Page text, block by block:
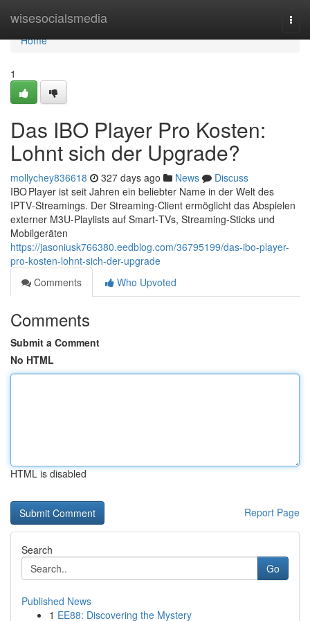
wisesocialsmedia
Home
Home
1
Das IBO Player Pro Kosten:
Lohnt sich der Upgrade?
mollychey836618 327 days ago News
Discuss
IBO Player ist seit Jahren ein beliebter Name in der Welt des
IPTV‑Streamings. Der Streaming‑Client ermöglicht das Abspielen
externer M3U‑Playlists auf Smart‑TVs, Streaming‑Sticks und
Mobilgeräten
https://jasoniusk766380.eedblog.com/36795199/das-ibo-player-
pro-kosten-lohnt-sich-der-upgrade
Comments
Who Upvoted
Comments
Submit a Comment
No HTML
HTML is disabled
Report Page
Search
Go
Published News
1 EE88: Discovering the Mystery